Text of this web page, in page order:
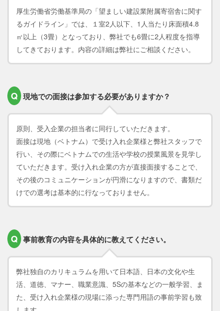
厚生労働省労働基準局の「望ましい建設業附属寄宿舎に関す
るガイドライン」では、１室2人以下、1人当たり床面積4.8
㎡以上（3畳）となっており、弊社でも6畳に2人程度を指導
してきております。内容の詳細は弊社にご相談ください。
Q 現地での面接は参加する必要がありますか？
原則、受入企業の担当者に同行していただきます。
面接は現地（ベトナム）で受け入れ企業様と弊社スタッフで
行い、その際にベトナムでの生活や学校の授業風景を見学し
ていただきます。受け入れ企業の方が直接面接することで、
その後のコミュニケーションが円滑になりますので、書類だ
けでの選考は基本的に行なっておりません。
Q 事前教育の内容を具体的に教えてください。
弊社独自のカリキュラムを用いて日本語、日本の文化や生
活、道徳、マナー、職業意識、5Sの基本などの一般学習、ま
た、受け入れ企業様の現場に添った専門用語の事前学習も致